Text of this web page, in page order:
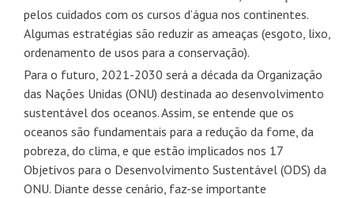
pelos cuidados com os cursos d’água nos continentes.
Algumas estratégias são reduzir as ameaças (esgoto, lixo,
ordenamento de usos para a conservação).
Para o futuro, 2021-2030 será a década da Organização
das Nações Unidas (ONU) destinada ao desenvolvimento
sustentável dos oceanos. Assim, se entende que os
oceanos são fundamentais para a redução da fome, da
pobreza, do clima, e que estão implicados nos 17
Objetivos para o Desenvolvimento Sustentável (ODS) da
ONU. Diante desse cenário, faz-se importante